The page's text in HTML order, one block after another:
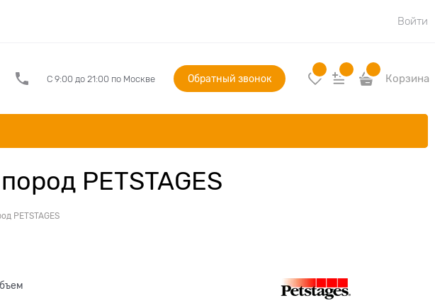
Войти
С 9:00 до 21:00 по Москве Обратный звонок Корзина
PETSTAGES
PETSTAGES